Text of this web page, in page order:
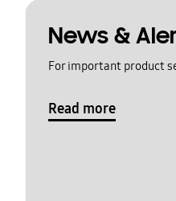
News &
For important product
Read more